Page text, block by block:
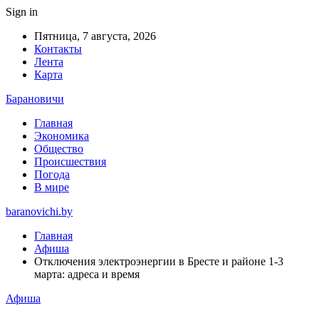
Sign in
Пятница, 7 августа, 2026
Контакты
Лента
Карта
Барановичи
Главная
Экономика
Общество
Происшествия
Погода
В мире
baranovichi.by
Главная
Афиша
Отключения электроэнергии в Бресте и районе 1-3
марта: адреса и время
Афиша